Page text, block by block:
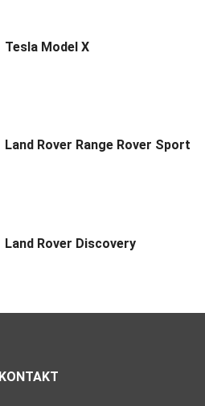
Tesla Model X
Land Rover Range Rover Sport
Land Rover Discovery
KONTAKT